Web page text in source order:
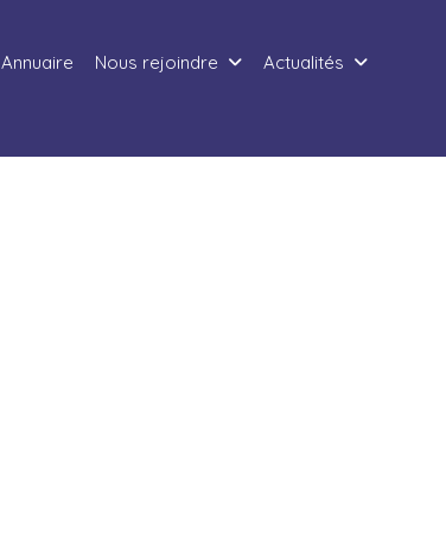
Annuaire Nous rejoindre Actualités